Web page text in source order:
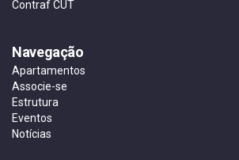
Contraf CUT
Navegação
Apartamentos
Associe-se
Estrutura
Eventos
Notícias